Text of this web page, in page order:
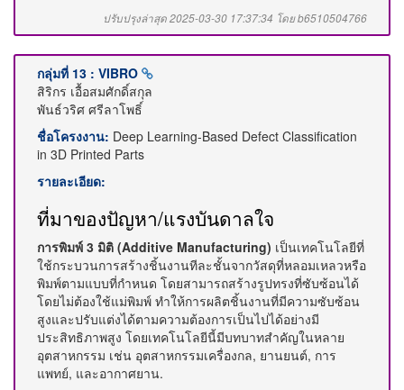
ปรับปรุงล่าสุด 2025-03-30 17:37:34 โดย b6510504766
กลุ่มที่ 13 : VIBRO
สิริกร เอื้อสมศักดิ์สกุล
พันธ์วริศ ศรีลาโพธิ์
ชื่อโครงงาน: Deep Learning-Based Defect Classification
in 3D Printed Parts
รายละเอียด:
ที่มาของปัญหา/แรงบันดาลใจ
การพิมพ์ 3 มิติ (Additive Manufacturing) เป็นเทคโนโลยีที่
ใช้กระบวนการสร้างชิ้นงานทีละชั้นจากวัสดุที่หลอมเหลวหรือ
พิมพ์ตามแบบที่กำหนด โดยสามารถสร้างรูปทรงที่ซับซ้อนได้
โดยไม่ต้องใช้แม่พิมพ์ ทำให้การผลิตชิ้นงานที่มีความซับซ้อน
สูงและปรับแต่งได้ตามความต้องการเป็นไปได้อย่างมี
ประสิทธิภาพสูง โดยเทคโนโลยีนี้มีบทบาทสำคัญในหลาย
อุตสาหกรรม เช่น อุตสาหกรรมเครื่องกล, ยานยนต์, การ
แพทย์, และอากาศยาน.